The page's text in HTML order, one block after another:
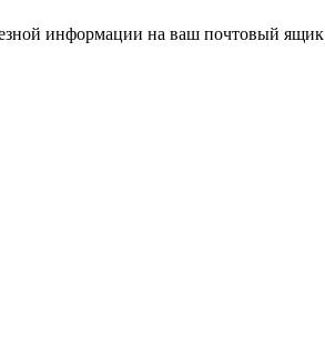
информации на ваш почтовый ящик